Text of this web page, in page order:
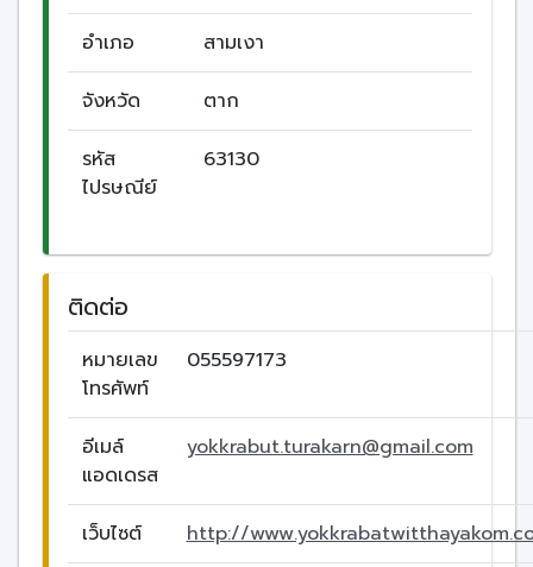
อำเภอ สามเงา
จังหวัด ตาก
รหัส
ไปรษณีย์
63130
ติดต่อ
หมายเลข
โทรศัพท์
055597173
อีเมล์
แอดเดรส
yokkrabut.turakarn@gmail.com
เว็บไซต์ http://